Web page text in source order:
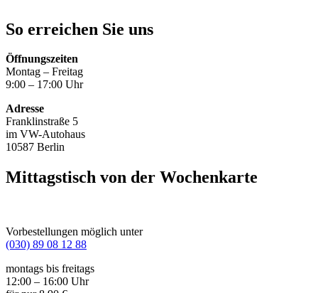
So erreichen Sie uns
Öffnungszeiten
Montag – Freitag
9:00 – 17:00 Uhr
Adresse
Franklinstraße 5
im VW-Autohaus
10587 Berlin
Mittagstisch von der Wochenkarte
Vorbestellungen möglich unter
(030) 89 08 12 88
montags bis freitags
12:00 – 16:00 Uhr